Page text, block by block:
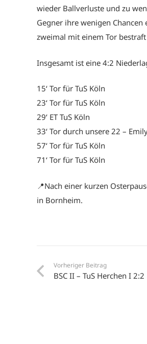
wieder Ballverluste und zu
Gegner ihre wenigen
zweimal mit einem Tor
Insgesamt ist eine 4:2
15‘ Tor für TuS Köln
23‘ Tor für TuS Köln
29‘ ET TuS Köln
33‘ Tor durch unsere 22 –
57‘ Tor für TuS Köln
71‘ Tor für TuS Köln
📍Nach einer kurzen
in Bornheim.
Vorheriger Beitrag
BSC II – TuS Herchen I 2:2